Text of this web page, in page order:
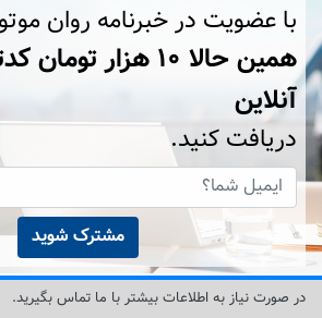
با عضویت در خبرنامه روان
همین حالا ۱۰ هزار
آنلاین
دریافت کنید.
مشترک شوید
در صورت نیاز به اطلاعات بیشتر با ما تماس بگیرید.